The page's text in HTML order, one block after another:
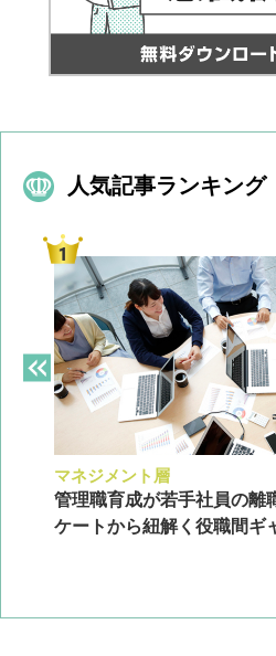
人気記事ランキング
マネジメント層
管理職育成が若手社員の離
ケートから紐解く役職間ギ